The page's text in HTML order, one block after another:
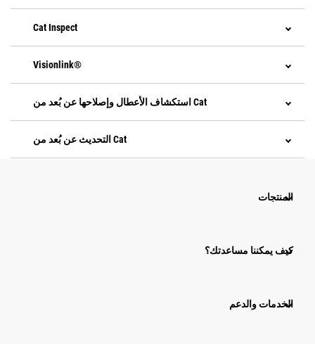
Cat Inspect
Visionlink®
استكشاف الأعطال وإصلاحها عن بُعد من Cat
التحديث عن بُعد من Cat
المنتجات
كيف يمكننا مساعدتك؟
الخدمات والدعم